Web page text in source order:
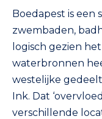
Boedapest is een
zwembaden,
logisch gezien
waterbronnen
westelijke
Ink. Dat
verschillende